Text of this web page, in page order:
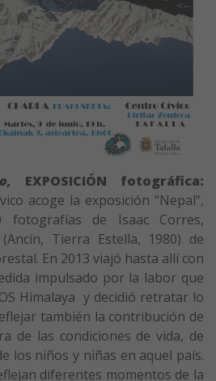
EXPOSICIÓN fotográfica:
acoge la exposición “Nepal”,
de Isaac Corres,
Tierra Estella, 1980) de
En 2013 viajó hasta allí con
impulsado por la labor que
Himalaya y decidió retratar lo
también la contribución de
de las condiciones de vida, de
los niños y niñas en aquel país.
diferentes momentos de la